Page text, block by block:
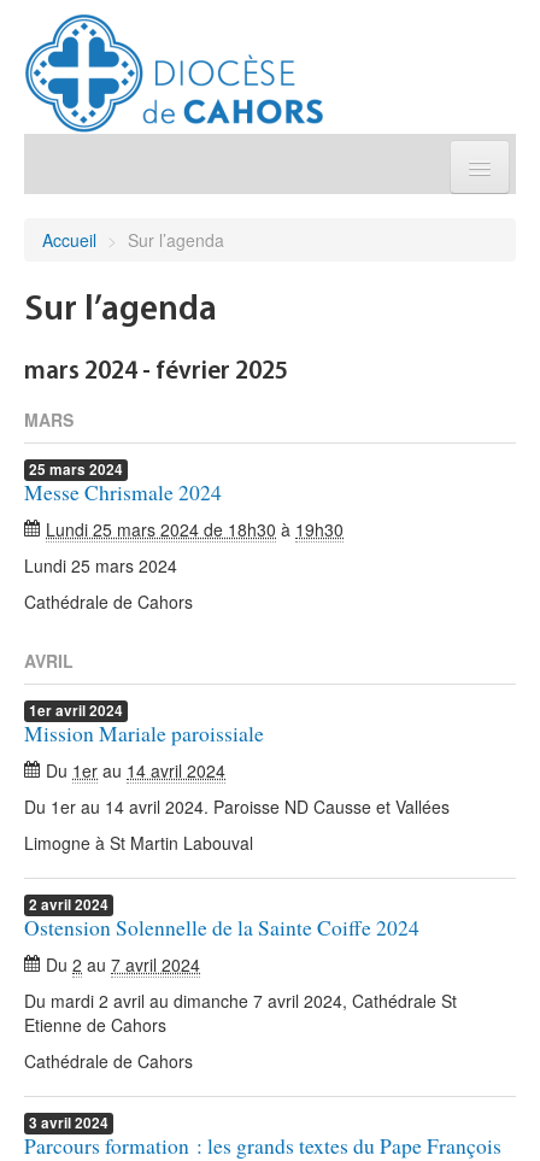
Agenda diocésain
Je donne
Annuaire/Contact
Accueil > Sur l’agenda
Sur l’agenda
mars 2024 - février 2025
MARS
25 mars 2024
Messe Chrismale 2024
Lundi 25 mars 2024 de 18h30 à 19h30
Lundi 25 mars 2024
Cathédrale de Cahors
AVRIL
1eravril2024
Mission Mariale paroissiale
Du 1er au 14 avril 2024
Du 1er au 14 avril 2024. Paroisse ND Causse et Vallées
Limogne à St Martin Labouval
2 avril2024
Ostension Solennelle de la Sainte Coiffe 2024
Du 2 au 7 avril 2024
Du mardi 2 avril au dimanche 7 avril 2024, Cathédrale St
Etienne de Cahors
Cathédrale de Cahors
3 avril2024
Parcours formation : les grands textes du Pape François